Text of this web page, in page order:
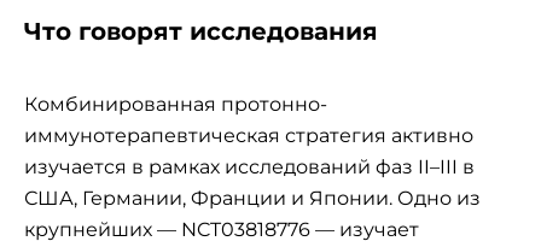
Что говорят исследования
Комбинированная протонно-
иммунотерапевтическая стратегия активно
изучается в рамках исследований фаз II–III в
США, Германии, Франции и Японии. Одно из
крупнейших — NCT03818776 — изучает